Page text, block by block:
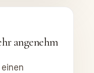
angenehm